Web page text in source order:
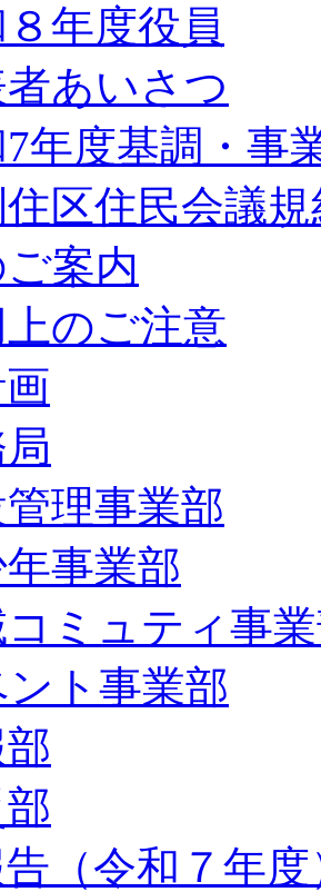
年度役員
あいさつ
年度基調・事
区住民会議規
案内
のご注意
理事業部
事業部
ミュティ事
ント事業部
（令和７年度